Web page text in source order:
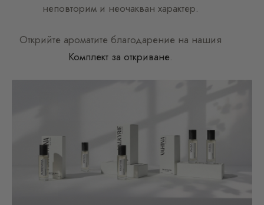
неповторим и неочакван характер.
Открийте ароматите благодарение на нашия
Комплект за откриване.